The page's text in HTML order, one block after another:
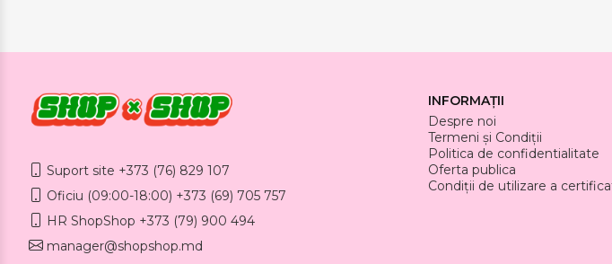
Suport site +373 (76) 829 107
Oficiu (09:00-18:00) +373 (69) 705 757
HR ShopShop +373 (79) 900 494
manager@shopshop.md
INFORMAȚII
Despre noi
Termeni și Condiții
Politica de confidentialitate
Oferta publica
Condiții de utilizare a